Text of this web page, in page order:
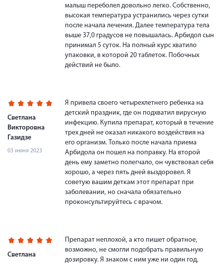
малыш переболел довольно легко. Собственно,
высокая температура устранились через сутки
после начала лечения. Далее температура тела
выше 37,0 градусов не повышалась. Арбидол сын
принимал 5 суток. На полный курс хватило
упаковки, в которой 20 таблеток. Побочных
действий не было.
Светлана
Викторовна
Газидзе
03 июня 2023
Я привела своего четырехлетнего ребенка на
детский праздник, где он подхватил вирусную
инфекцию. Купила препарат, который в течение
трех дней не оказал никакого воздействия на
его организм. Только после начала приема
Арбидола он пошел на поправку. На второй
день ему заметно полегчало, он чувствовал себя
хорошо, а через пять дней выздоровел. Я
советую вашим деткам этот препарат при
заболевании, но сначала обязательно
проконсультируйтесь с врачом.
Светлана
Препарат неплохой, а кто пишет обратное,
возможно, не смогли подобрать правильную
дозировку. Я знаком с ним уже ни один год,